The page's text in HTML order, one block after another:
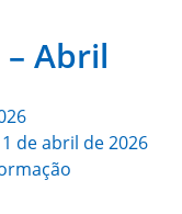
– Abril
1 de abril de 2026